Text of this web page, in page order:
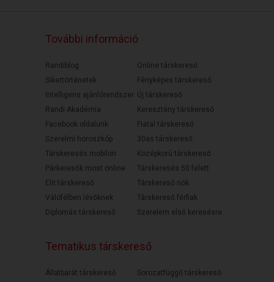
További információ
Randiblog
Sikertörténetek
Intelligens ajánlórendszer
Randi Akadémia
Facebook oldalunk
Szerelmi horoszkóp
Társkeresés mobilon
Párkeresők most online
Elit társkereső
Válófélben lévőknek
Diplomás társkereső
Online társkereső
Fényképes társkereső
Új társkereső
Keresztény társkereső
Fiatal társkereső
30as társkereső
Középkorú társkereső
Társkeresés 50 felett
Társkereső nők
Társkereső férfiak
Szerelem első keresésre
Tematikus társkereső
Állatbarát társkereső
Sorozatfüggő társkereső